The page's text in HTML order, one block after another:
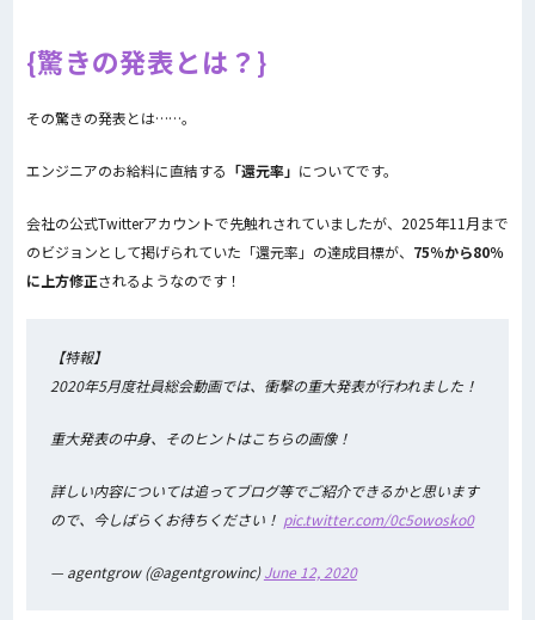
驚きの発表とは？
その驚きの発表とは……。
エンジニアのお給料に直結する 「還元率」 についてです。
会社の公式Twitterアカウントで先触れされていましたが、2025年11月まで
のビジョンとして掲げられていた「還元率」の達成目標が、 75％から80％
に上方修正されるようなのです！
【特報】
2020年5月度社員総会動画では、衝撃の重大発表が行われました！
重大発表の中身、そのヒントはこちらの画像！
詳しい内容については追ってブログ等でご紹介できるかと思います
ので、今しばらくお待ちください！ pic.twitter.com/0c5owosko0
— agentgrow (@agentgrowinc)June 12, 2020